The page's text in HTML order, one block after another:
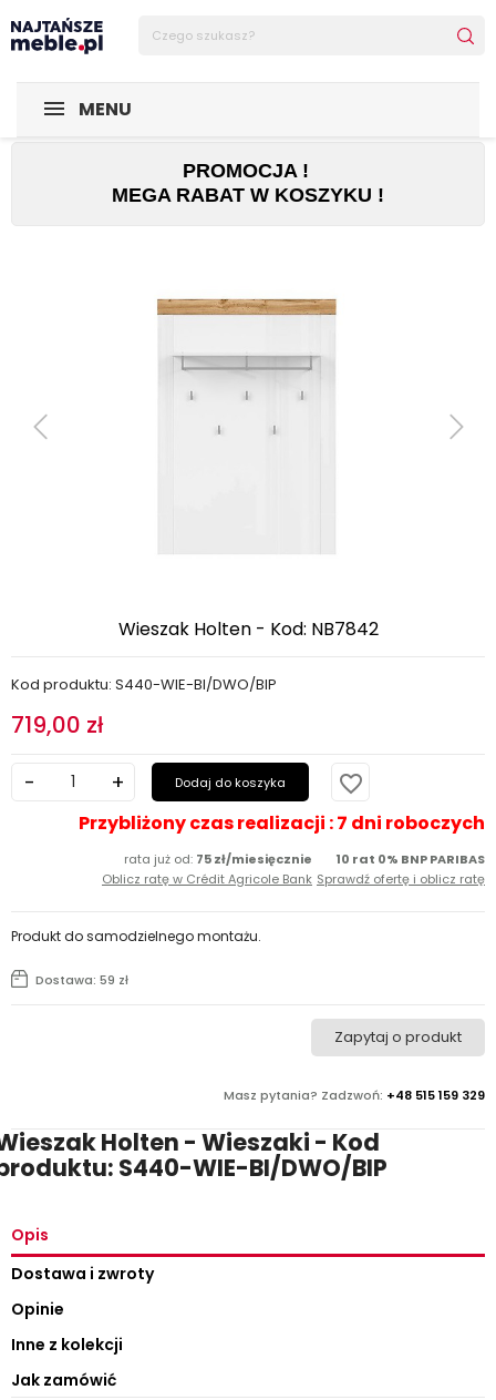
MENU
Sklep Najtańsze-meble
PROMOCJA !
MEGA RABAT W KOSZYKU !
Wieszak Holten - Kod: NB7842
Kod produktu: S440-WIE-BI/DWO/BIP
719,00 zł
Dodaj do koszyka favorite_border
Przybliżony czas realizacji : 7 dni roboczych
rata już od: 75 zł/miesięcznie
Oblicz ratę w Crédit Agricole Bank
10 rat 0% BNP PARIBAS
Sprawdź ofertę i oblicz ratę
Masz pytania? Zadzwoń: +48 515 159 329
Zapytaj o produkt
Dostawa: 59 zł
Produkt do samodzielnego montażu.
Holten - Wieszaki - Kod
S440-WIE-BI/DWO/BIP
Opis
Dostawa i zwroty
Opinie
Inne z kolekcji
Jak zamówić